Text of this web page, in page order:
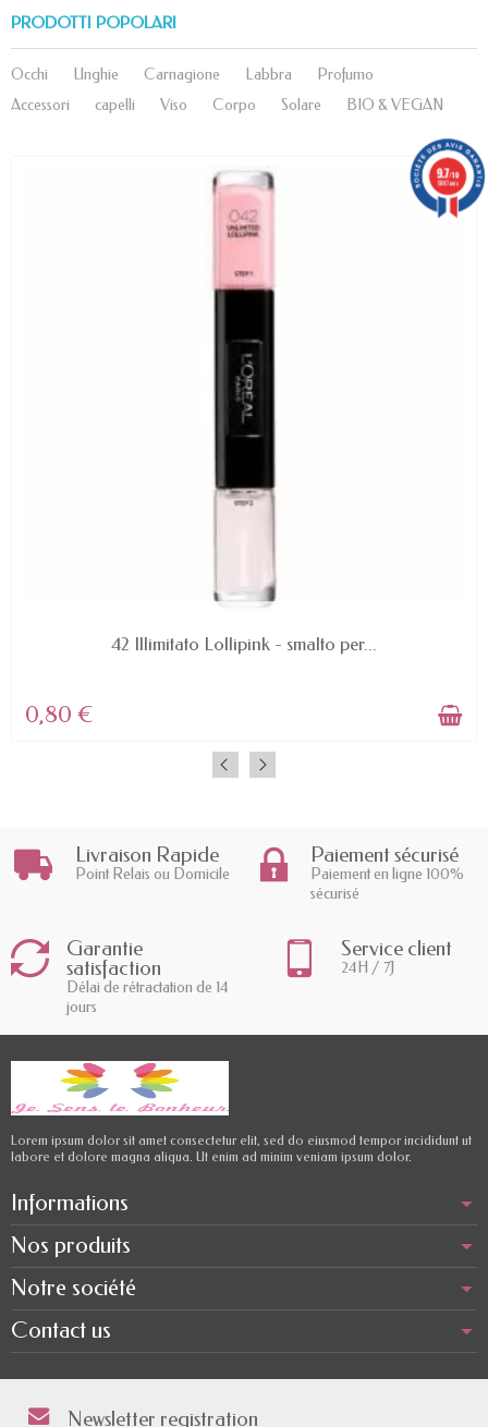
PRODOTTI POPOLARI
Occhi Unghie Carnagione Labbra
Profumo
Accessori
capelli Viso Corpo Solare BIO & VEGAN
42 Illimitato Lollipink - smalto per...
0,80 €
Livraison Rapide
Point Relais ou Domicile
Paiement sécurisé
Paiement en ligne 100%
sécurisé
Garantie
satisfaction
Délai de rétractation de 14
jours
Service client
24H / 7J
Lorem ipsum dolor sit amet consectetur elit, sed do eiusmod tempor incididunt ut
labore et dolore magna aliqua. Ut enim ad minim veniam ipsum dolor.
Informations
Nos produits
Notre société
Contact us
Newsletter registration
9.7/10
5887 avis